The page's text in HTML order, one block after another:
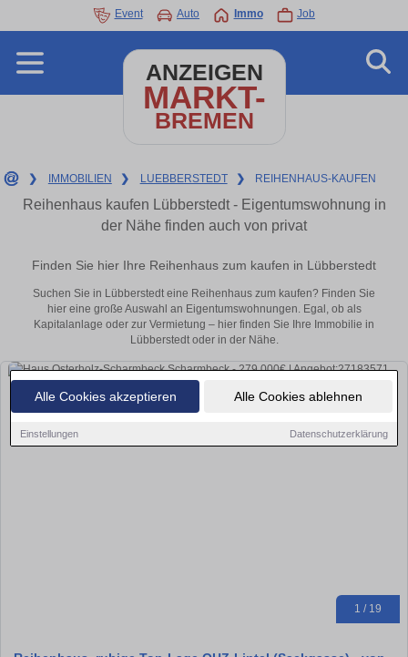
Alle Cookies akzeptieren Alle Cookies ablehnen
Einstellungen Datenschutzerklärung
Event Auto Immo Job
ANZEIGEN
MARKT-
BREMEN
❯ IMMOBILIEN ❯ LUEBBERSTEDT ❯ REIHENHAUS-KAUFEN
Reihenhaus kaufen Lübberstedt - Eigentumswohnung in
der Nähe finden auch von privat
Finden Sie hier Ihre Reihenhaus zum kaufen in Lübberstedt
Suchen Sie in Lübberstedt eine Reihenhaus zum kaufen? Finden Sie
hier eine große Auswahl an Eigentumswohnungen. Egal, ob als
Kapitalanlage oder zur Vermietung – hier finden Sie Ihre Immobilie in
Lübberstedt oder in der Nähe.
1 / 19